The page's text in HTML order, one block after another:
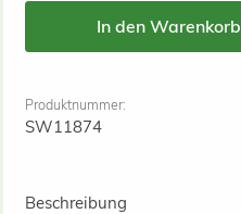
In den Warenkorb
Produktnummer:
SW11874
Beschreibung